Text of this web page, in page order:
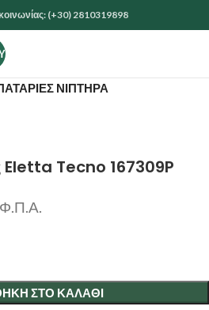
(+30) 2810319898
ΝΙΠΤΗΡΑ
Eletta Tecno 167309P
ΣΤΟ ΚΑΛΆΘΙ